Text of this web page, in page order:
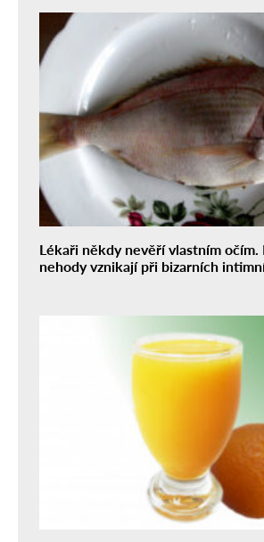
Lékaři někdy nevěří vlastním
nehody vznikají při bizarních